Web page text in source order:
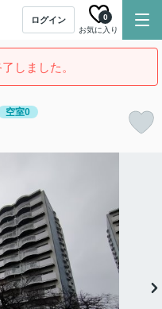
ログイン
お気に入り
0
しました。
空室0